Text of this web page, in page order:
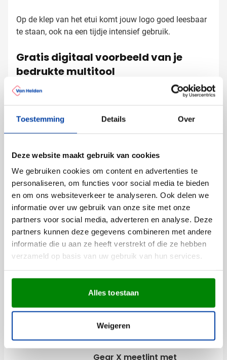
Toestemming Details Over
Deze website maakt gebruik van cookies
We gebruiken cookies om content en advertenties te
personaliseren, om functies voor social media te bieden
en om ons websiteverkeer te analyseren. Ook delen we
informatie over uw gebruik van onze site met onze
partners voor social media, adverteren en analyse. Deze
partners kunnen deze gegevens combineren met andere
informatie die u aan ze heeft verstrekt of die ze hebben
verzameld op basis van uw gebruik van hun services.
Alles toestaan
Weigeren
Op de klep van het etui komt jouw logo goed leesbaar
te staan, ook na een tijdje intensief gebruik.
Gratis digitaal voorbeeld van je
bedrukte multitool
Wil je zien hoe jouw logo op het etui of de handgreep
staat? Vraag een gratis digitaal voorbeeld aan en
aantallen? Neem contact met ons op, we helpen je
graag verder.
Specificaties
Productnummer
7238
Gewicht
256 gram
IMPRESSION
Materiaal
ABS, Kunststof, Metaal,
Nylon, RVS
Afmetingen
11 cm x 5.5 cm x 2.6 cm
Anderen bekeken ook
Gear X meetlint met